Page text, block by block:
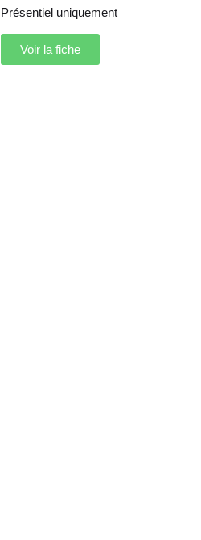
Présentiel uniquement
Voir la fiche